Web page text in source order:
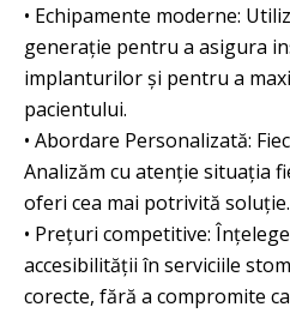
• Echipamente moderne:
generație pentru a asigura
implanturilor și pentru a
pacientului.
• Abordare Personalizată:
Analizăm cu atenție situația
oferi cea mai potrivită soluție.
• Prețuri competitive:
accesibilității în serviciile
corecte, fără a compromite